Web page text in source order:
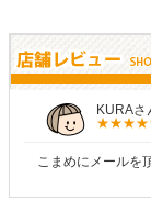
KURAさ
こまめにメールを